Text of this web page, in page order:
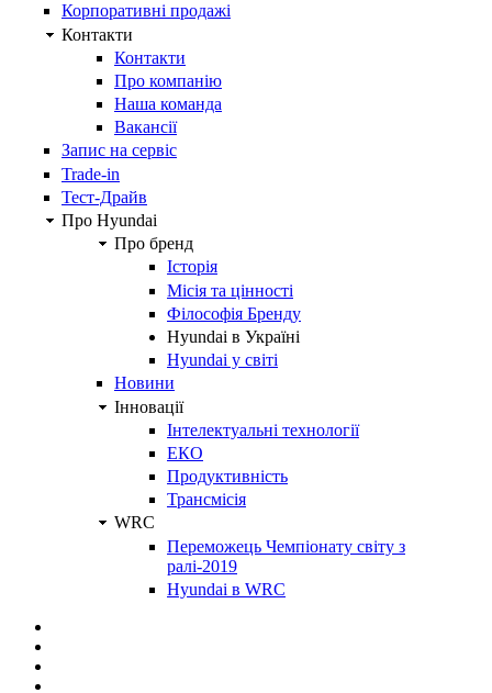
Корпоративні продажі
Контакти
Контакти
Про компанію
Наша команда
Вакансії
Запис на сервіс
Trade-in
Тест-Драйв
Про Hyundai
Про бренд
Історія
Місія та цінності
Філософія Бренду
Hyundai в Україні
Hyundai у світі
Новини
Інновації
Інтелектуальні технології
ЕКО
Продуктивність
Трансмісія
WRC
Переможець Чемпіонату світу з
ралі-2019
Hyundai в WRC